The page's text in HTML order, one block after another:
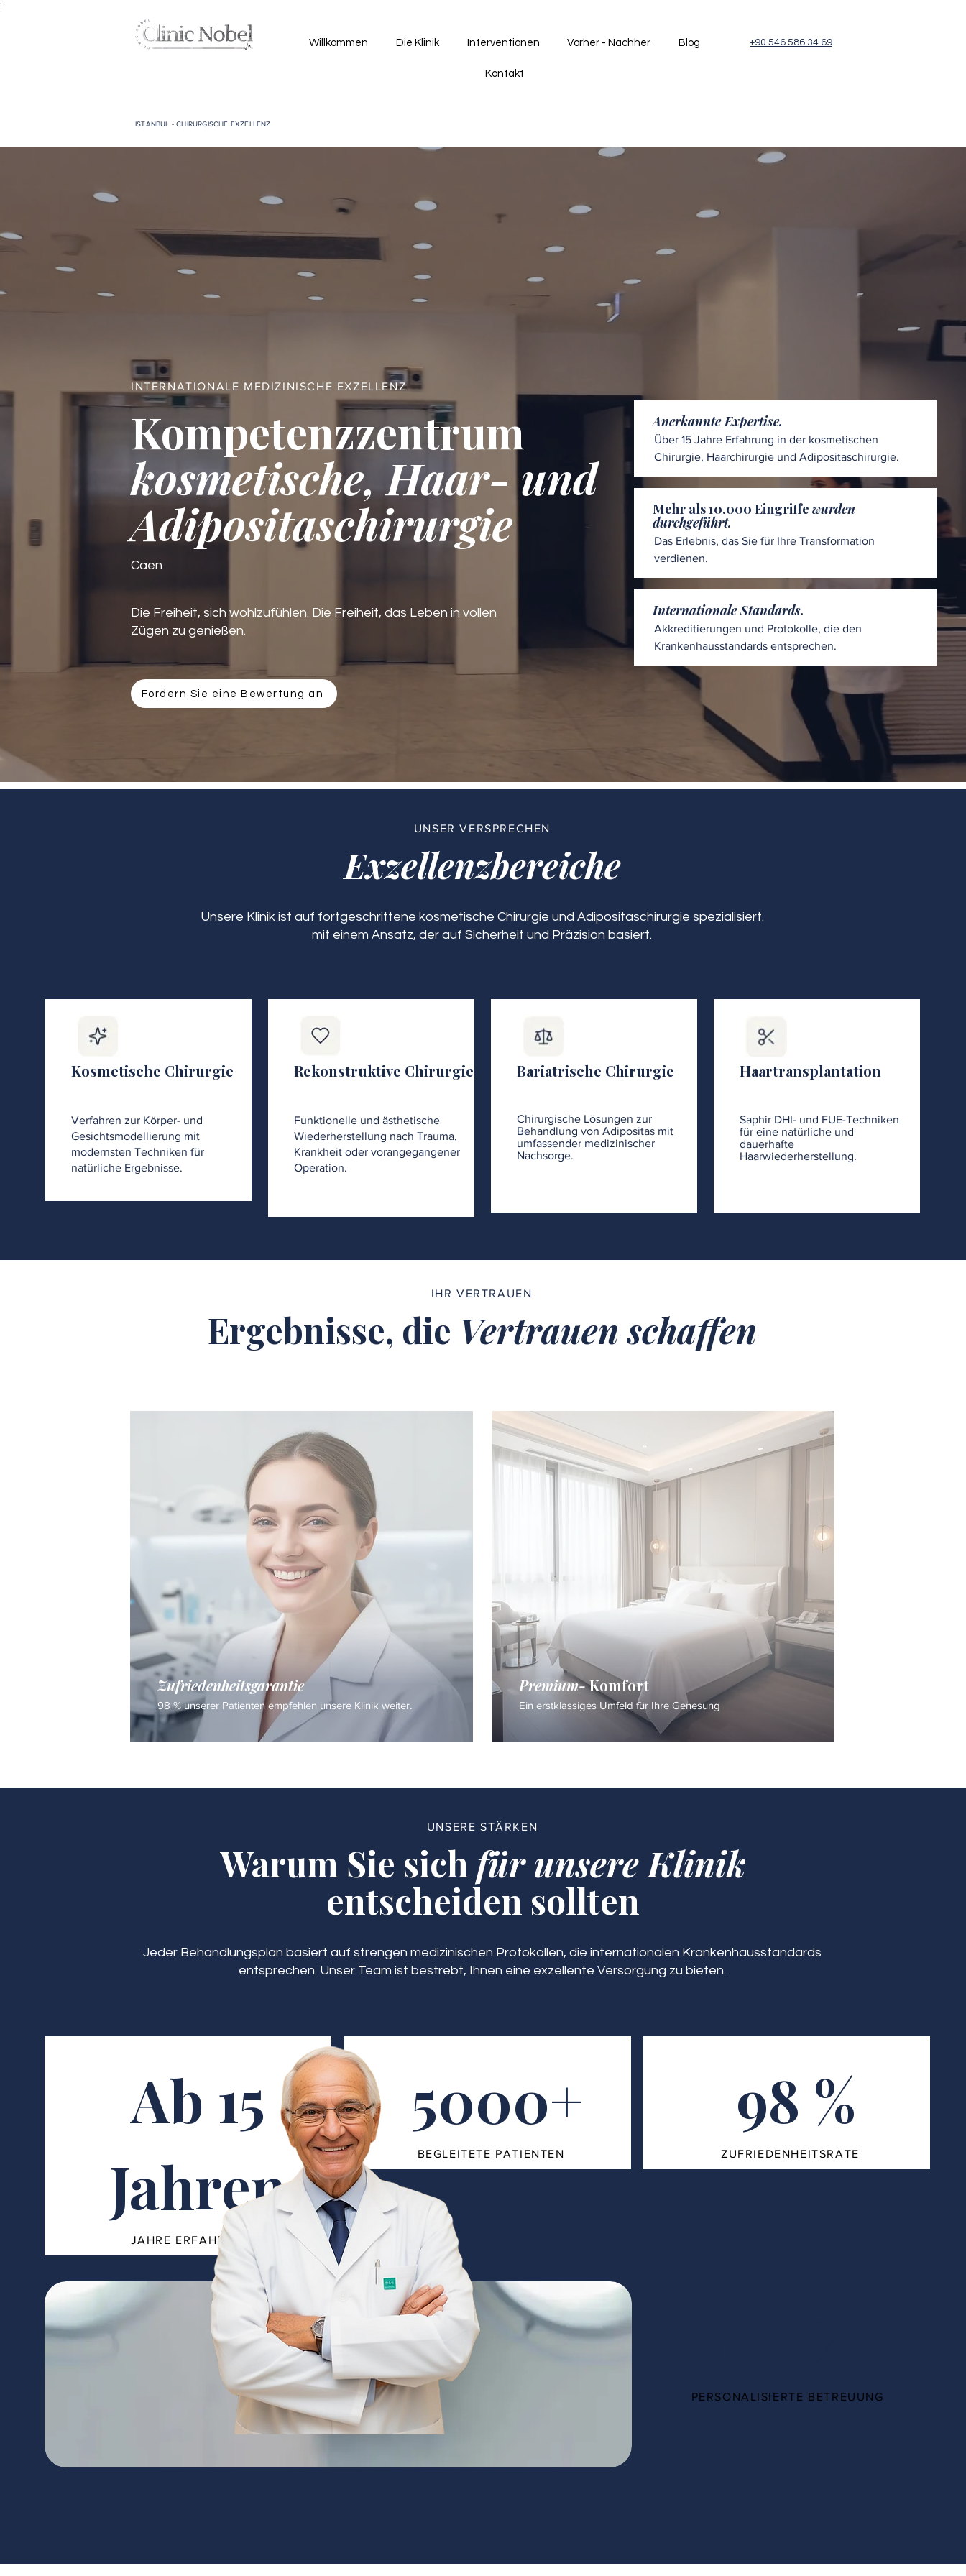
;
Willkommen Die Klinik Interventionen Vorher - Nachher Blog
Kontakt
ISTANBUL - CHIRURGISCHE EXZELLENZ
+90 546 586 34 69
INTERNATIONALE MEDIZINISCHE EXZELLENZ
Kompetenzzentrum
kosmetische, Haar- und
Adipositaschirurgie
Caen
Die Freiheit, sich wohlzufühlen. Die Freiheit, das Leben in vollen
Zügen zu genießen.
Anerkannte Expertise.
Über 15 Jahre Erfahrung in der kosmetischen
Chirurgie, Haarchirurgie und Adipositaschirurgie.
Mehr als 10.000 Eingriffe wurden
durchgeführt.
Das Erlebnis, das Sie für Ihre Transformation
verdienen.
Internationale Standards.
Akkreditierungen und Protokolle, die den
Krankenhausstandards entsprechen.
Fordern Sie eine Bewertung an
UNSER VERSPRECHEN
Exzellenzbereiche
Unsere Klinik ist auf fortgeschrittene kosmetische Chirurgie und Adipositaschirurgie spezialisiert.
mit einem Ansatz, der auf Sicherheit und Präzision basiert.
Kosmetische Chirurgie
Verfahren zur Körper- und
Gesichtsmodellierung mit
modernsten Techniken für
natürliche Ergebnisse.
Rekonstruktive Chirurgie
Funktionelle und ästhetische
Wiederherstellung nach Trauma,
Krankheit oder vorangegangener
Operation.
Bariatrische Chirurgie
Chirurgische Lösungen zur
Behandlung von Adipositas mit
umfassender medizinischer
Nachsorge.
Haartransplantation
Saphir DHI- und FUE-Techniken
für eine natürliche und
dauerhafte
Haarwiederherstellung.
IHR VERTRAUEN
Ergebnisse, die Vertrauen schaffen
Zufriedenheitsgarantie
98 % unserer Patienten empfehlen unsere Klinik weiter.
Premium-Komfort
Ein erstklassiges Umfeld für Ihre Genesung
UNSERE STÄRKEN
Warum Sie sich für unsere Klinik
entscheiden sollten
Jeder Behandlungsplan basiert auf strengen medizinischen Protokollen, die internationalen Krankenhausstandards
entsprechen. Unser Team ist bestrebt, Ihnen eine exzellente Versorgung zu bieten.
Ab 15
Jahren
JAHRE ERFAHRUNG
5000+
BEGLEITETE PATIENTEN
98 %
ZUFRIEDENHEITSRATE
PERSONALISIERTE BETREUUNG